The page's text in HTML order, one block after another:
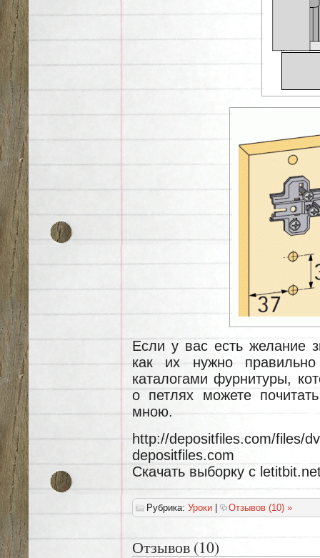
Если у вас есть желание
как их нужно правильно
каталогами фурнитуры,
о петлях можете
мною.
http://depositfiles.com/files/
depositfiles.com
Скачать выборку с
Рубрика: Уроки Отзывов (10) »
Отзывов (10)